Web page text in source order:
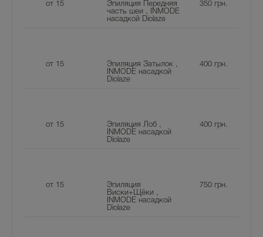
от 15
Эпиляция Передняя
часть шеи , INMODE
насадкой Diolaze
350грн.
от 15
Эпиляция Затылок ,
INMODE насадкой
Diolaze
400грн.
от 15
Эпиляция Лоб ,
INMODE насадкой
Diolaze
400грн.
от 15
Эпиляция
Виски+Щёки ,
INMODE насадкой
Diolaze
750грн.